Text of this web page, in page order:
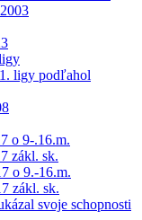
ligy podľahol
o 9-.16.m.
zákl. sk.
o 9.-16.m.
zákl. sk.
svoje schopnosti